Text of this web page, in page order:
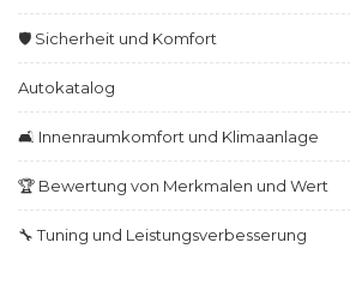
🛡️ Sicherheit und Komfort
Autokatalog
🛋️ Innenraumkomfort und Klimaanlage
🏆 Bewertung von Merkmalen und Wert
🔧 Tuning und Leistungsverbesserung